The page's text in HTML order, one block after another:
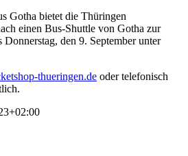
Gotha bietet die Thüringen
einen Bus-Shuttle von Gotha zur
den 9. September unter
thueringen.de oder telefonisch